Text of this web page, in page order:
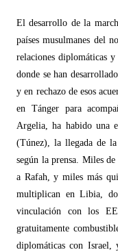
El desarrollo de la
países musulmanes del
relaciones diplomáticas
donde se han
y en rechazo de esos
en Tánger para acompa
Argelia, ha habido una
(Túnez), la llegada de
según la prensa. Miles
a Rafah, y miles más
multiplican en Libia,
vinculación con los
gratuitamente
diplomáticas con Israel,